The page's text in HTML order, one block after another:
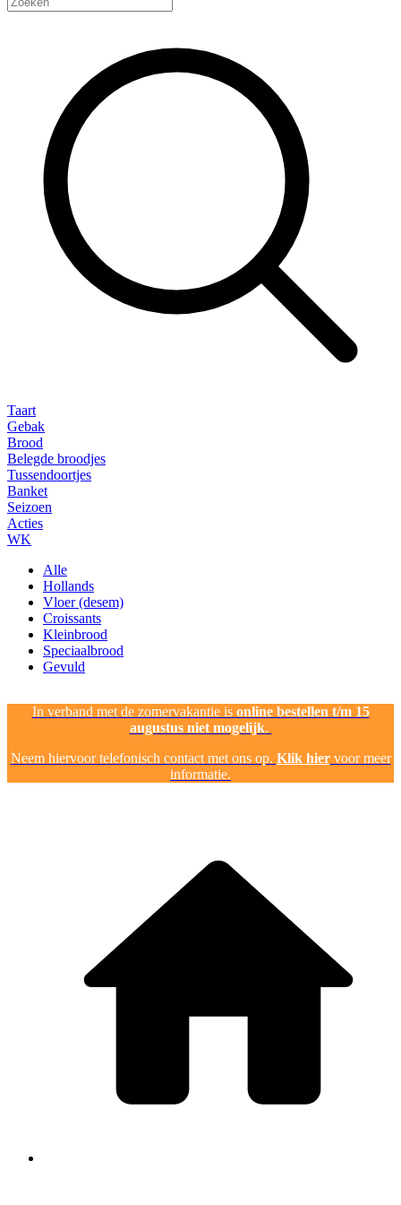
Taart
Gebak
Brood
Belegde broodjes
Tussendoortjes
Banket
Seizoen
Acties
WK
Alle
Hollands
Vloer (desem)
Croissants
Kleinbrood
Speciaalbrood
Gevuld
In verband met de zomervakantie is online bestellen t/m 15
augustus niet mogelijk.
Neem hiervoor telefonisch contact met ons op. Klik hiervoor meer
informatie.